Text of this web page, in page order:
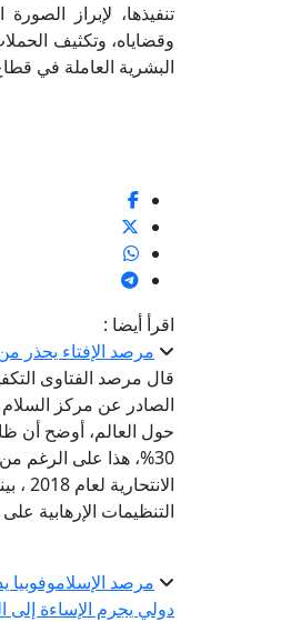
تنفيذها، لإبراز
وقضاياه، وتكثيف
البشرية العاملة في
اقرأ أيضا :
مرصد الإفتاء يحذر
الصادر عن مركز السلام
التنظيمات الإرهابية
مرصد
دولي يجرم الإساءة إلى